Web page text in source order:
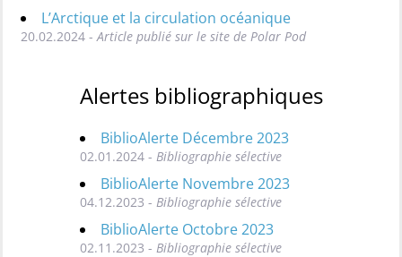
L’Arctique et la circulation océanique
20.02.2024 - Article publié sur le site de Polar Pod
Alertes bibliographiques
BiblioAlerte Décembre 2023
02.01.2024 - Bibliographie sélective
BiblioAlerte Novembre 2023
04.12.2023 - Bibliographie sélective
BiblioAlerte Octobre 2023
02.11.2023 - Bibliographie sélective